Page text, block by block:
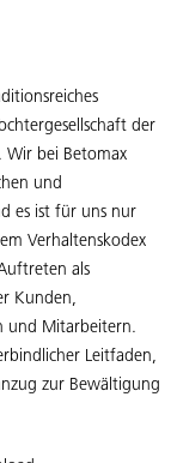
der
Wir bei Betomax
und
es ist für uns nur
Verhaltenskodex
als
Kunden,
und Mitarbeitern.
Leitfaden,
zur Bewältigung